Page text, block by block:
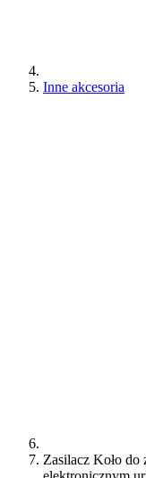
Inne akcesoria
Zasilacz Koło do